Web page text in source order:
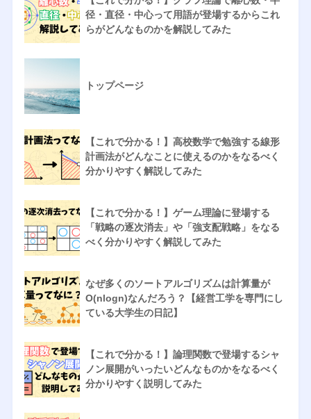
径・直径・中心って用語が登場するからこれ
らがどんなものかを解説してみた
トップページ
【これで分かる！】高校数学で勉強する線形
計画法がどんなことに使えるのかをなるべく
分かりやすく解説してみた
【これで分かる！】ゲーム理論に登場する
「戦略の逐次消去」や「強支配戦略」をなる
べく分かりやすく解説してみた
なぜ多くのソートアルゴリズムは計算量が
O(nlogn)なんだろう？【経営工学を専門にし
ている大学生の日記】
【これで分かる！】論理関数で登場するシャ
ノン展開がいったいどんなものかをなるべく
分かりやすく説明してみた